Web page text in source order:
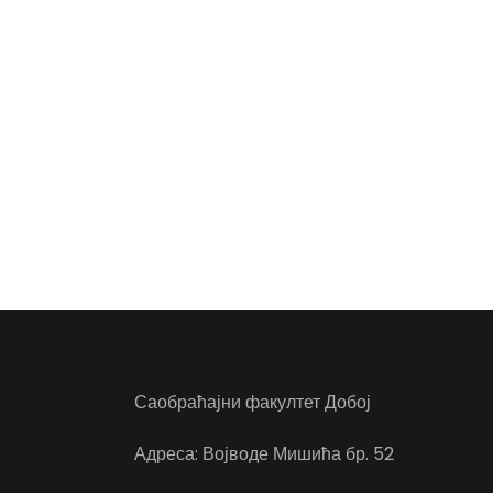
Саобраћајни факултет Добој
Адреса: Војводе Мишића бр. 52